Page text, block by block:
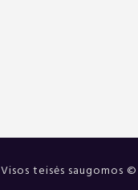
Visos teisės saugomos